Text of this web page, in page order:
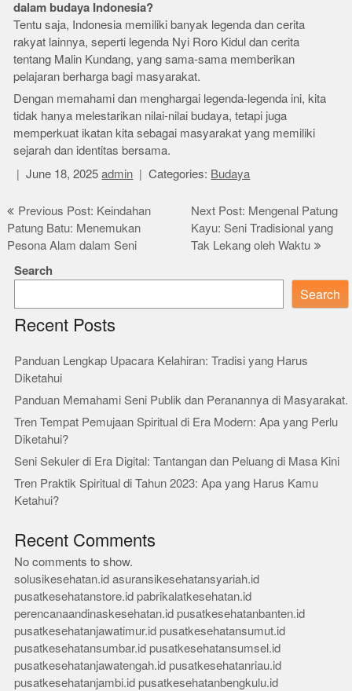
dalam budaya Indonesia?
Tentu saja, Indonesia memiliki banyak legenda dan cerita
rakyat lainnya, seperti legenda Nyi Roro Kidul dan cerita
tentang Malin Kundang, yang sama-sama memberikan
pelajaran berharga bagi masyarakat.
Dengan memahami dan menghargai legenda-legenda ini, kita
tidak hanya melestarikan nilai-nilai budaya, tetapi juga
memperkuat ikatan kita sebagai masyarakat yang memiliki
sejarah dan identitas bersama.
June 18, 2025 admin Categories: Budaya
Post
navigation
Previous Post: Keindahan
Patung Batu: Menemukan
Pesona Alam dalam Seni
Next Post: Mengenal Patung
Kayu: Seni Tradisional yang
Tak Lekang oleh Waktu
Search
Search
Recent Posts
Panduan Lengkap Upacara Kelahiran: Tradisi yang Harus
Diketahui
Panduan Memahami Seni Publik dan Peranannya di Masyarakat.
Tren Tempat Pemujaan Spiritual di Era Modern: Apa yang Perlu
Diketahui?
Seni Sekuler di Era Digital: Tantangan dan Peluang di Masa Kini
Tren Praktik Spiritual di Tahun 2023: Apa yang Harus Kamu
Ketahui?
Recent Comments
No comments to show.
solusikesehatan.id asuransikesehatansyariah.id
pusatkesehatanstore.id pabrikalatkesehatan.id
perencanaandinaskesehatan.id pusatkesehatanbanten.id
pusatkesehatanjawatimur.id pusatkesehatansumut.id
pusatkesehatansumbar.id pusatkesehatansumsel.id
pusatkesehatanjawatengah.id pusatkesehatanriau.id
pusatkesehatanjambi.id pusatkesehatanbengkulu.id